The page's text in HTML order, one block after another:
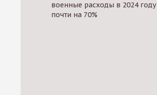
военные расходы в 2024 году
почти на 70%